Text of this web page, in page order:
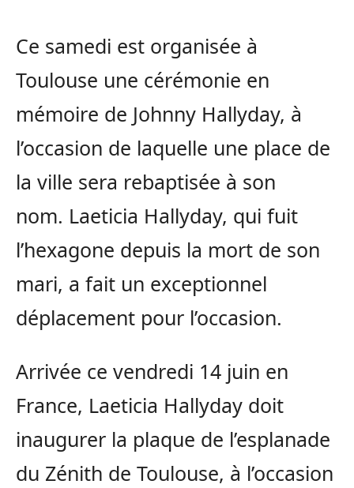
Ce samedi est organisée à
Toulouse une cérémonie en
mémoire de Johnny Hallyday, à
l’occasion de laquelle une place de
la ville sera rebaptisée à son
nom. Laeticia Hallyday, qui fuit
l’hexagone depuis la mort de son
mari, a fait un exceptionnel
déplacement pour l’occasion.
Arrivée ce vendredi 14 juin en
France, Laeticia Hallyday doit
inaugurer la plaque de l’esplanade
du Zénith de Toulouse, à l’occasion